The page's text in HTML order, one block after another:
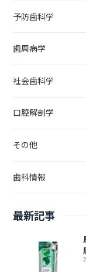
予防歯科学
歯周病学
社会歯科学
口腔解剖学
その他
歯科情報
最新記事